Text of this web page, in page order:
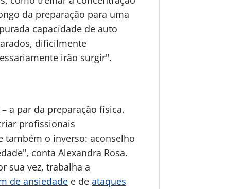
da preparação para uma
capacidade de auto
dificilmente
irão surgir".
a par da preparação física.
profissionais
também o inverso: aconselho
conta Alexandra Rosa.
sua vez, trabalha a
de ansiedade e de ataques